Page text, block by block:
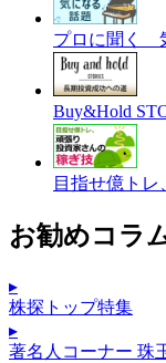
プロに聞く
Buy&Hold
目指せ億ト
お勧めコラ
▸
株探トップ特集
▸
著名人コーナー 珠